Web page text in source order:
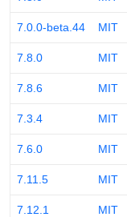
7.0.0-beta.44 MIT
7.8.0 MIT
7.8.6 MIT
7.3.4 MIT
7.6.0 MIT
7.11.5 MIT
7.12.1 MIT